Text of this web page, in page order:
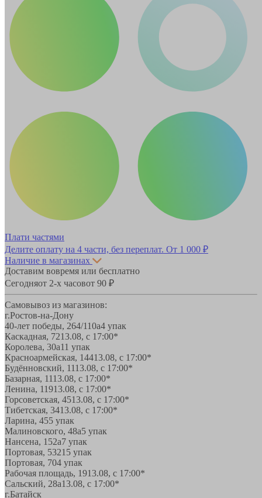
Плати частями
Делите оплату на 4 части, без переплат. От 1 000 ₽
Наличие в магазинах
Доставим вовремя или бесплатно
Сегодняот 2-х часовот 90 ₽
Самовывоз из магазинов:
г.Ростов-на-Дону
40-лет победы, 264/110а4 упак
Каскадная, 7213.08, с 17:00*
Королева, 30а11 упак
Красноармейская, 14413.08, с 17:00*
Будённовский, 1113.08, с 17:00*
Базарная, 1113.08, с 17:00*
Ленина, 11913.08, с 17:00*
Горсоветская, 4513.08, с 17:00*
Тибетская, 3413.08, с 17:00*
Ларина, 455 упак
Малиновского, 48а5 упак
Нансена, 152а7 упак
Портовая, 53215 упак
Портовая, 704 упак
Рабочая площадь, 1913.08, с 17:00*
Сальский, 28a13.08, с 17:00*
г.Батайск